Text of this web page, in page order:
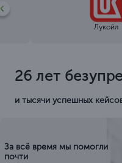
Лукойл
26 лет
и тысячи успешных
За всё время мы помогли
почти